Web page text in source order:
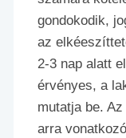
gondokodik,
az
2-3 nap alatt
érvényes, a
mutatja be.
arra